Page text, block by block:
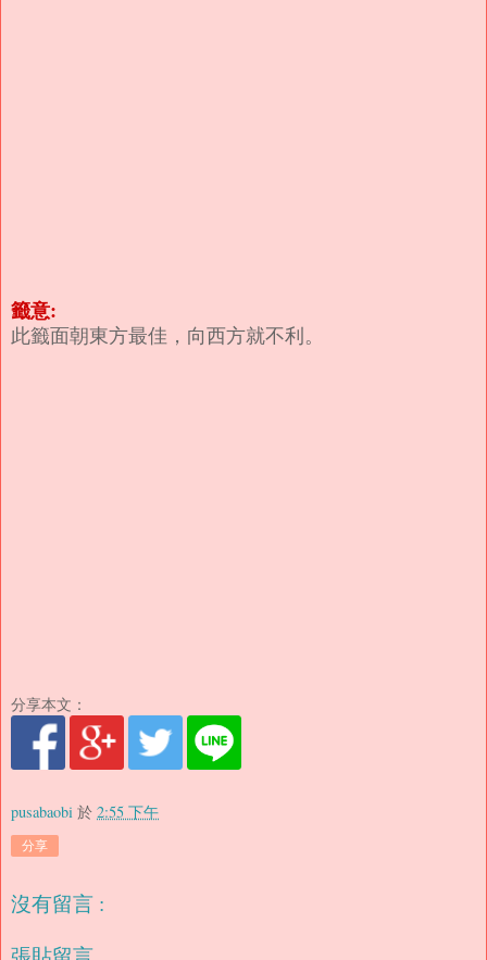
籤意:
此籤面朝東方最佳，向西方就不利。
分享本文：
pusabaobi 於 2:55 下午
分享
沒有留言 :